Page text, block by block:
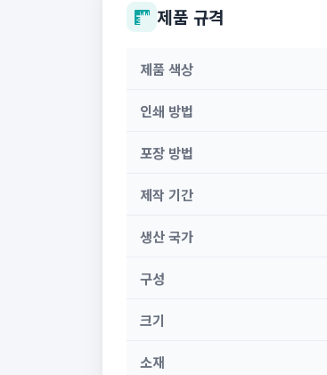
제품 규격
제품 색상
인쇄 방법
포장 방법
제작 기간
생산 국가
구성
크기
소재